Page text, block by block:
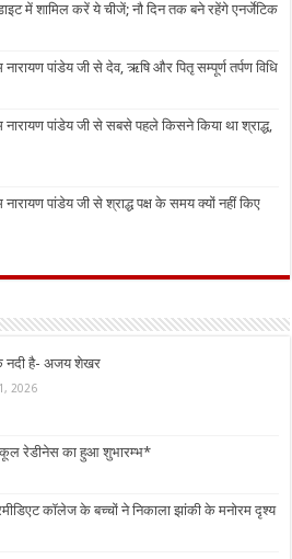
में शामिल करें ये चीजें; नौ दिन तक बने रहेंगे एनर्जेटिक
पांडेय जी से देव, ऋषि और पितृ सम्पूर्ण तर्पण विधि
नारायण पांडेय जी से सबसे पहले किसने किया था श्राद्ध,
पांडेय जी से श्राद्ध पक्ष के समय क्यों नहीं किए
नदी है- अजय शेखर
2026
रेडीनेस का हुआ शुभारम्भ*
कॉलेज के बच्चों ने निकाला झांकी के मनोरम दृश्य